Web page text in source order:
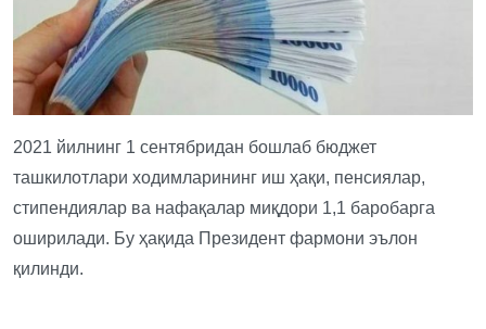
2021 йилнинг 1 сентябридан бошлаб бюджет
ташкилотлари ходимларининг иш ҳақи, пенсиялар,
стипендиялар ва нафақалар миқдори 1,1 баробарга
оширилади. Бу ҳақида Президент фармони эълон
қилинди.